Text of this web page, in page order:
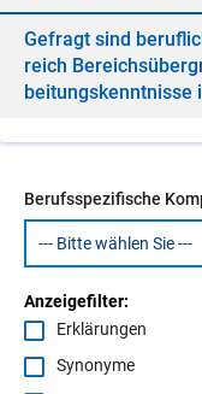
Ge­fragt sind
reich
bei­tungs­kennt­nis­se
Berufsspezifische
Anzeigefilter:
Erklärungen
Synonyme